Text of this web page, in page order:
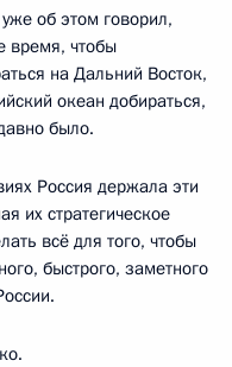
об этом говорил,
время, чтобы
на Дальний Восток,
океан добираться,
было.
Россия держала эти
их стратегическое
всё для того, чтобы
быстрого, заметного